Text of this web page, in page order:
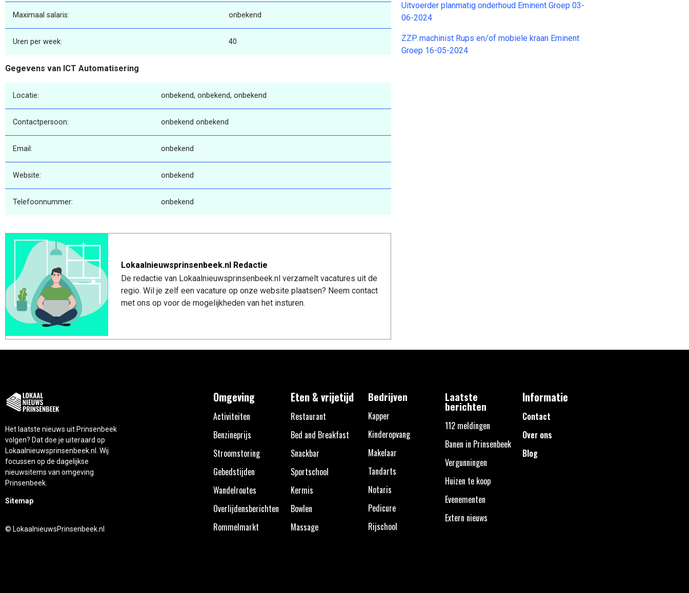
Maximaal salaris: onbekend
Uren per week: 40
Gegevens van ICT Automatisering
Locatie: onbekend, onbekend, onbekend
Contactpersoon: onbekend onbekend
Email: onbekend
Website: onbekend
Telefoonnummer: onbekend
Lokaalnieuwsprinsenbeek.nl Redactie
De redactie van Lokaalnieuwsprinsenbeek.nl verzamelt vacatures uit de
regio. Wil je zelf een vacature op onze website plaatsen? Neem contact
met ons op voor de mogelijkheden van het insturen.
Uitvoerder planmatig onderhoud Eminent Groep 03-
06-2024
ZZP machinist Rups en/of mobiele kraan Eminent
Groep 16-05-2024
Het laatste nieuws uit Prinsenbeek
volgen? Dat doe je uiteraard op
Lokaalnieuwsprinsenbeek.nl. Wij
focussen op de dagelijkse
nieuwsitems van omgeving
Prinsenbeek.
Sitemap
© LokaalnieuwsPrinsenbeek.nl
Omgeving
Activiteiten
Benzineprijs
Stroomstoring
Gebedstijden
Wandelroutes
Overlijdensberichten
Rommelmarkt
Eten & vrijetijd
Restaurant
Bed and Breakfast
Snackbar
Sportschool
Kermis
Bowlen
Massage
Bedrijven
Kapper
Kinderopvang
Makelaar
Tandarts
Notaris
Pedicure
Rijschool
Laatste
berichten
112 meldingen
Banen in Prinsenbeek
Vergunningen
Huizen te koop
Evenementen
Extern nieuws
Informatie
Contact
Over ons
Blog